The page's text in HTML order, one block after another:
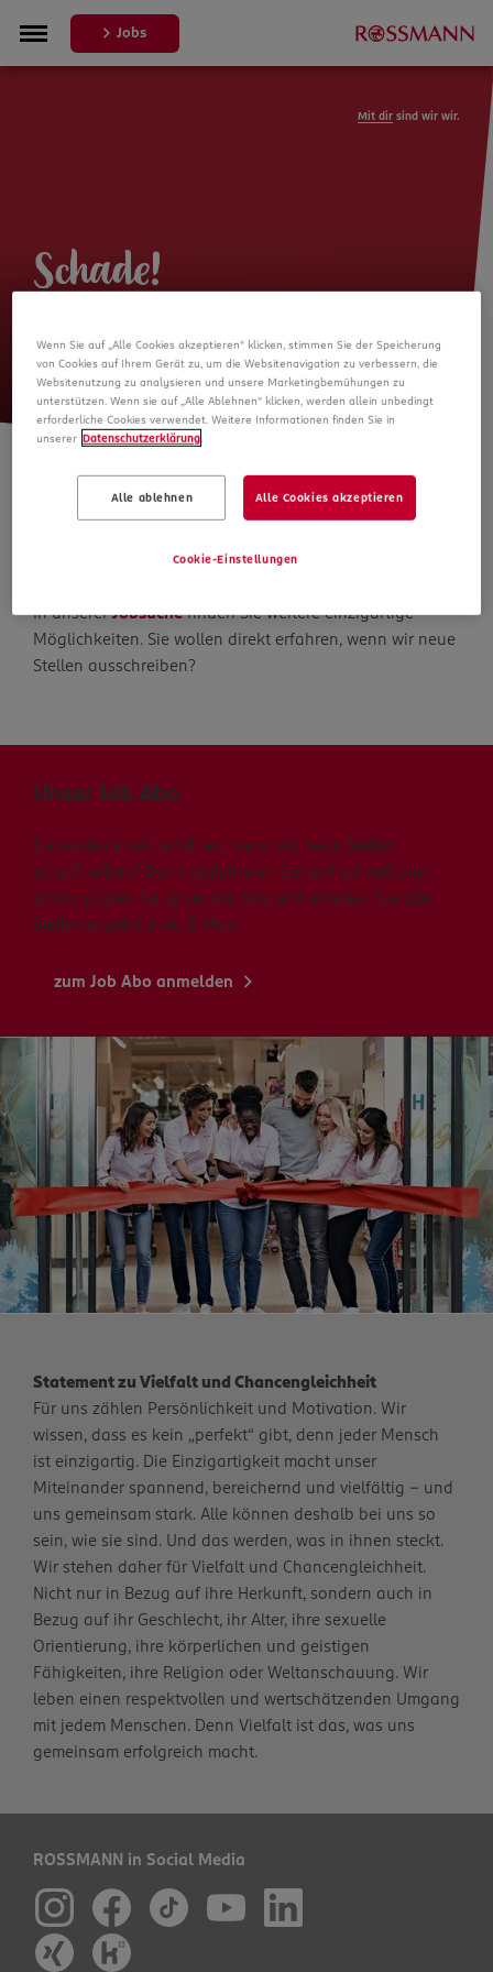
Jobs
Mit dir sind wir wir.
Schade!
mehr verfügbar
Die Suche geht weiter
In unsererJobsuchefinden Sie weitere einzigartige
Möglichkeiten. Sie wollen direkt erfahren, wenn wir neue
Stellen ausschreiben?
Unser Job Abo
Sie wollen direkt erfahren, wenn wir neue Stellen
ausschreiben? Dann registrieren Sie sich schnell und
unkompliziert für unser Job Abo und erhalten Sie alle
Stellenangebote via E-Mail.
zum Job Abo anmelden
Statement zu Vielfalt und Chancengleichheit
Für uns zählen Persönlichkeit und Motivation. Wir
wissen, dass es kein „perfekt“ gibt, denn jeder Mensch
ist einzigartig. Die Einzigartigkeit macht unser
Miteinander spannend, bereichernd und vielfältig – und
uns gemeinsam stark. Alle können deshalb bei uns so
sein, wie sie sind. Und das werden, was in ihnen steckt.
Wir stehen daher für Vielfalt und Chancengleichheit.
Nicht nur in Bezug auf ihre Herkunft, sondern auch in
Bezug auf ihr Geschlecht, ihr Alter, ihre sexuelle
Orientierung, ihre körperlichen und geistigen
Fähigkeiten, ihre Religion oder Weltanschauung. Wir
leben einen respektvollen und wertschätzenden Umgang
mit jedem Menschen. Denn Vielfalt ist das, was uns
gemeinsam erfolgreich macht.
ROSSMANN in Social Media
Wenn Sie auf „Alle Cookies akzeptieren“ klicken, stimmen Sie der Speicherung
von Cookies auf Ihrem Gerät zu, um die Websitenavigation zu verbessern, die
Websitenutzung zu analysieren und unsere Marketingbemühungen zu
unterstützen. Wenn sie auf „Alle Ablehnen“ klicken, werden allein unbedingt
erforderliche Cookies verwendet. Weitere Informationen finden Sie in
unserer Datenschutzerklärung
Alle ablehnen Alle Cookies akzeptieren
Cookie-Einstellungen